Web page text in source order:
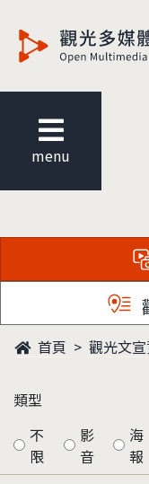
menu
首頁 觀光文
類型
不
限
影
音
海
報